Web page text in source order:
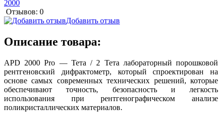
Отзывов: 0
Добавить отзыв
Описание товара:
APD 2000 Pro — Тета / 2 Тета лабораторный порошковой
рентгеновский дифрактометр, который спроектирован на
основе самых современных технических решений, которые
обеспечивают точность, безопасность и легкость
использования при рентгенографическом анализе
поликристаллических материалов.